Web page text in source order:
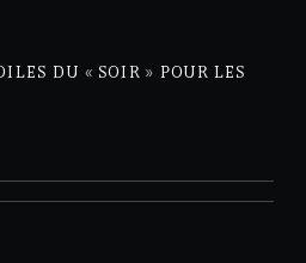
DU « SOIR » POUR LES